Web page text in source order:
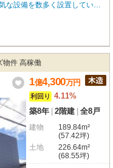
物件となっております。 ▼
・スマホ対応可能なオート
る家電が操作できるスマート
洗面台 ・TVモニタ付きイン
のご相談も承ります。
物件 高稼働
1億4,300万円
利回り
4.11%
築8年 2階建 全8戸
建物
189.84m²
(57.42坪)
土地
226.64m²
(68.55坪)